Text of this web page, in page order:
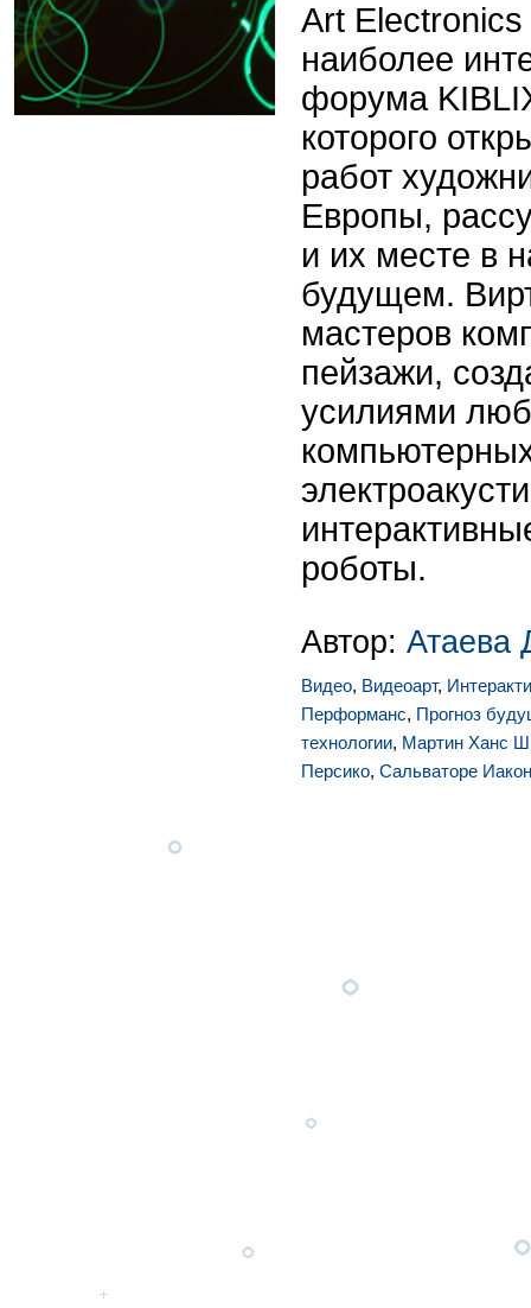
Art Electronics
наиболее
форума
которого
работ
Европы,
и их месте в
будущем.
мастеров
пейзажи,
усилиями
роботы.
Автор: Атаева
Видео, Видеоарт,
Перформанс, Прогноз
технологии, Мартин Ханс
Персико, Сальваторе